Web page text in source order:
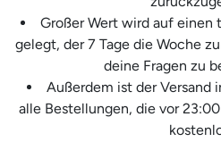
Großer Wert wird auf einen
gelegt, der 7 Tage die Woche
deine Fragen zu
Außerdem ist der Versand
alle Bestellungen, die vor